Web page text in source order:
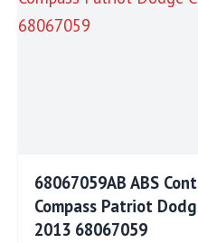
68067059AB ABS
Compass Patriot
2013 68067059